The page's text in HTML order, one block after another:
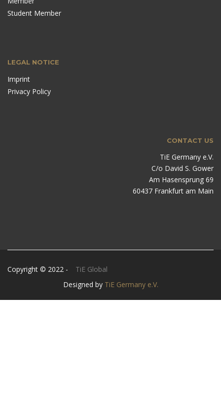
Student Member
LEGAL NOTICE
Imprint
Privacy Policy
CONTACT US
TiE Germany e.V.
C/o David S. Gower
Am Hasensprung 69
60437 Frankfurt am Main
Copyright © 2022 -
TiE Global
Designed by TiE Germany e.V.